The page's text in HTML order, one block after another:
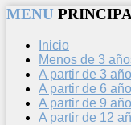
MENU
Inicio
Menos de 3
A partir de 3
A partir de 6
A partir de 9
A partir de 12